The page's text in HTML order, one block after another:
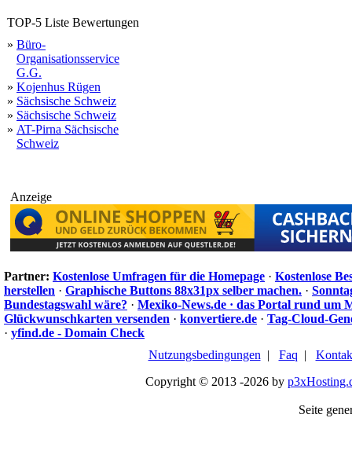
TOP-5 Liste Bewertungen
» Büro-
Organisationsservice
G.G.
» Kojenhus Rügen
» Sächsische Schweiz
» Sächsische Schweiz
» AT-Pirna Sächsische
Schweiz
Anzeige
Partner: Kostenlose Umfragen für die Homepage · Kostenlose
herstellen · Graphische Buttons 88x31px selber machen. ·
Bundestagswahl wäre? · Mexiko-News.de · das Portal rund um
Glückwunschkarten versenden · konvertiere.de · Tag-Cloud-
· yfind.de - Domain Check
Nutzungsbedingungen | Faq |
Copyright © 2013 -2026 by
Seite